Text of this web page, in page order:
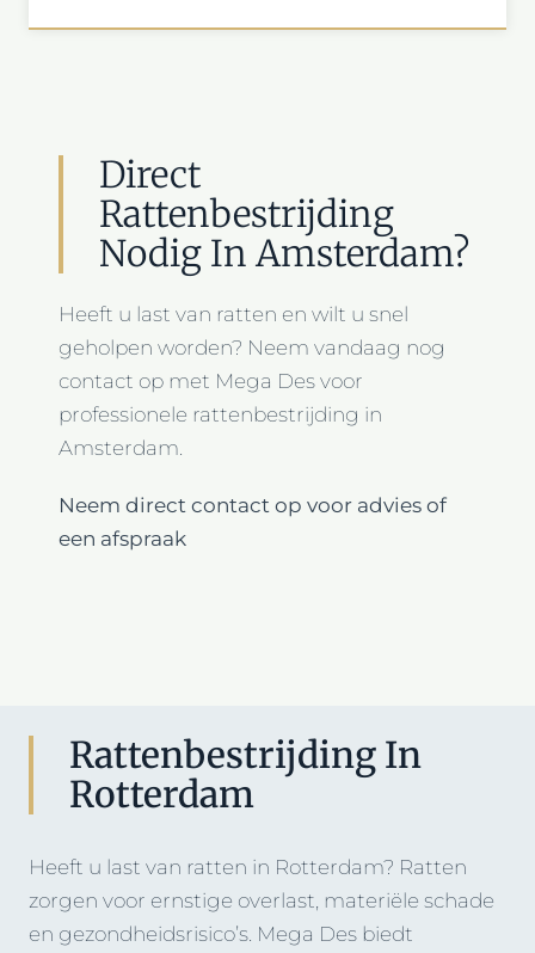
Direct
Rattenbestrijding
Nodig In Amsterdam?
Heeft u last van ratten en wilt u snel
geholpen worden? Neem vandaag nog
contact op met Mega Des voor
professionele rattenbestrijding in
Amsterdam.
Neem direct contact op voor advies of
een afspraak
Rattenbestrijding In
Rotterdam
Heeft u last van ratten in Rotterdam? Ratten
zorgen voor ernstige overlast, materiële schade
en gezondheidsrisico’s. Mega Des biedt